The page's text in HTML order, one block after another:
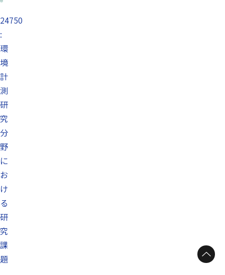
24750
:
環
境
計
測
研
究
分
野
に
お
け
る
研
究
課
題